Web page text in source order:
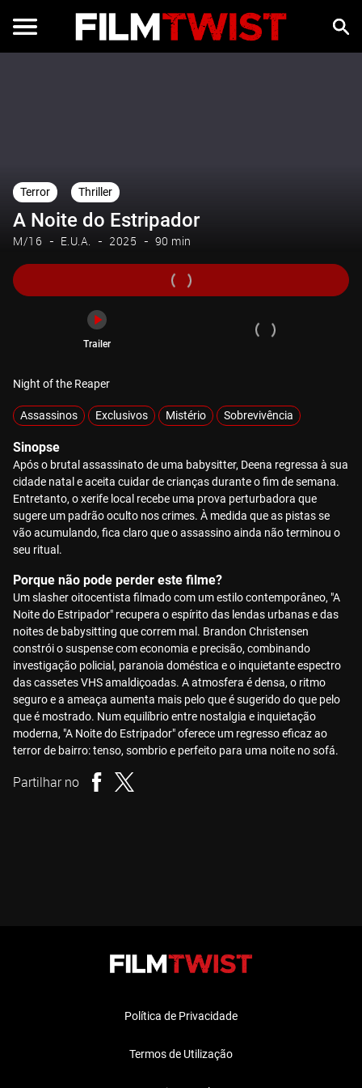
Terror Thriller
A Noite do Estripador
M/16 E.U.A. 2025 90 min
Trailer
Night of the Reaper
Assassinos Exclusivos Mistério Sobrevivência
Sinopse
Após o brutal assassinato de uma babysitter, Deena regressa à sua
cidade natal e aceita cuidar de crianças durante o fim de semana.
Entretanto, o xerife local recebe uma prova perturbadora que
sugere um padrão oculto nos crimes. À medida que as pistas se
vão acumulando, fica claro que o assassino ainda não terminou o
seu ritual.
Porque não pode perder este filme?
Um slasher oitocentista filmado com um estilo contemporâneo, "A
Noite do Estripador" recupera o espírito das lendas urbanas e das
noites de babysitting que correm mal. Brandon Christensen
constrói o suspense com economia e precisão, combinando
investigação policial, paranoia doméstica e o inquietante espectro
das cassetes VHS amaldiçoadas. A atmosfera é densa, o ritmo
seguro e a ameaça aumenta mais pelo que é sugerido do que pelo
que é mostrado. Num equilíbrio entre nostalgia e inquietação
moderna, "A Noite do Estripador" oferece um regresso eficaz ao
terror de bairro: tenso, sombrio e perfeito para uma noite no sofá.
Partilhar no
Política de Privacidade
Termos de Utilização